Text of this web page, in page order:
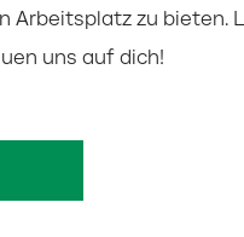
zu bieten.
uns auf dich!